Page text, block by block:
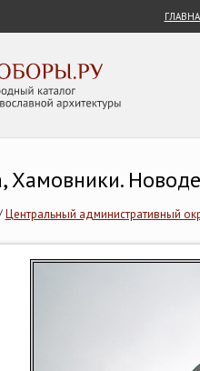
Хамовники.
Центральный административный